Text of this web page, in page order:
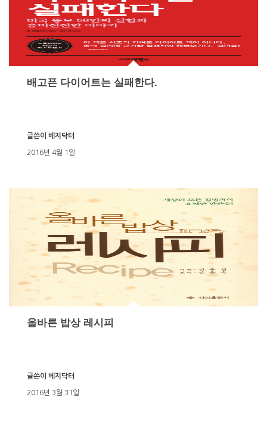
배고픈 다이어트는 실패한다.
2016년 4월 1일
글쓴이 베지닥터
올바른 밥상 레시피
2016년 3월 31일
글쓴이 베지닥터